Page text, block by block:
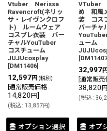
Vtuber Nerissa
Ravencroft(ネリッ
サ・レイヴンクロフ
ト) ルームウェア
コスプレ衣装 バー
チャルYouTuber
コスチューム
JUJUcosplay
[DM11406]
12,597円 (税別)
通常販売価格:
14,820 円]
(税込: 13,857円)
オプション選択
VTuber
め 和風
装 コス
バーチャ
ューム
[DM11407
32,997円
通常販売
38,820 円
(税込:
オプ